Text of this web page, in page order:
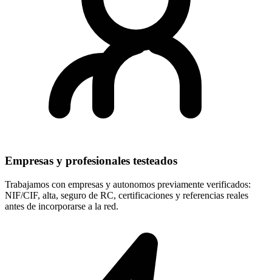
Empresas y profesionales testeados
Trabajamos con empresas y autonomos previamente verificados:
NIF/CIF, alta, seguro de RC, certificaciones y referencias reales
antes de incorporarse a la red.